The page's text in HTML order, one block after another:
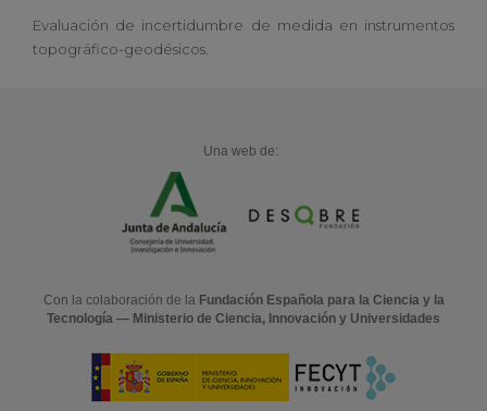
Evaluación de incertidumbre de medida en instrumentos
topográfico-geodésicos.
Una web de:
Con la colaboración de la Fundación Española para la Ciencia y la
Tecnología — Ministerio de Ciencia, Innovación y Universidades